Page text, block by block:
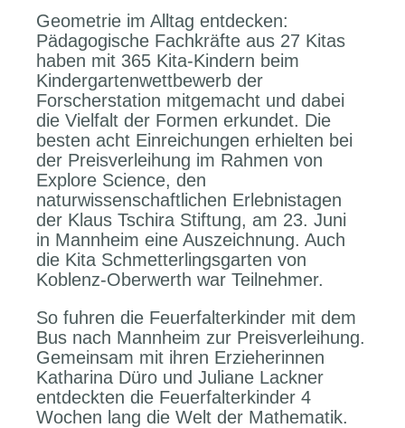
Geometrie im Alltag entdecken:
Pädagogische Fachkräfte aus 27 Kitas
haben mit 365 Kita-Kindern beim
Kindergartenwettbewerb der
Forscherstation mitgemacht und dabei
die Vielfalt der Formen erkundet. Die
besten acht Einreichungen erhielten bei
der Preisverleihung im Rahmen von
Explore Science, den
naturwissenschaftlichen Erlebnistagen
der Klaus Tschira Stiftung, am 23. Juni
in Mannheim eine Auszeichnung. Auch
die Kita Schmetterlingsgarten von
Koblenz-Oberwerth war Teilnehmer.
So fuhren die Feuerfalterkinder mit dem
Bus nach Mannheim zur Preisverleihung.
Gemeinsam mit ihren Erzieherinnen
Katharina Düro und Juliane Lackner
entdeckten die Feuerfalterkinder 4
Wochen lang die Welt der Mathematik.